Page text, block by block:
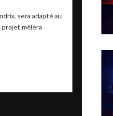
sera adapté au
projet mêlera